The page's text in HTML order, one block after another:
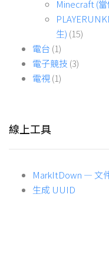
Minecraft (
生) (15)
電台 (1)
電子競技 (3)
電視(1)
線上工具
MarkItDown — 文
生成 UUID